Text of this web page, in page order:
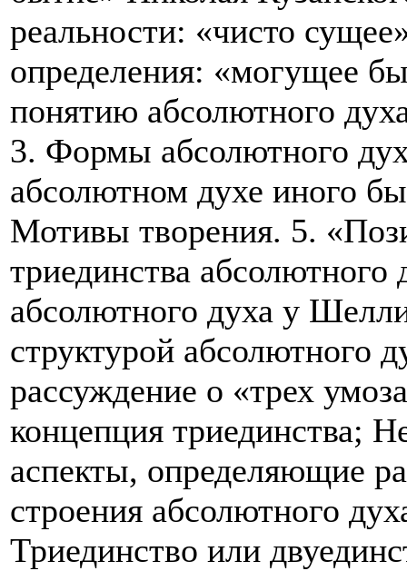
реальности: «чисто
определения: «могущее
понятию абсолютного
3. Формы абсолютного
абсолютном духе иного
Мотивы творения. 5.
триединства
абсолютного духа у
структурой абсолютного
рассуждение о «трех
концепция триединства;
аспекты, определяющие
строения абсолютного
Триединство или